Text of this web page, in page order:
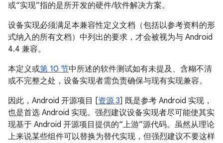
或“实现”指的是所开发的硬件/软件解决方案。
设备实现必须满足本兼容性定义文档（包括以参考资料的形
式纳入的所有文档）中列出的要求，才会被视为与 Android
4.4 兼容。
本定义或第 10 节中所述的软件测试如有未提及、含糊不清
或不完整之处，设备实现者需负责确保与现有实现兼容。
因此，Android 开源项目 [资源 3] 既是参考 Android 实现，
也是首选 Android 实现。强烈建议设备实现者尽可能使其实
现基于 Android 开源项目提供的“上游”源代码。虽然从理论
上来说某些组件可以替换为替代实现，但强烈建议不要这样